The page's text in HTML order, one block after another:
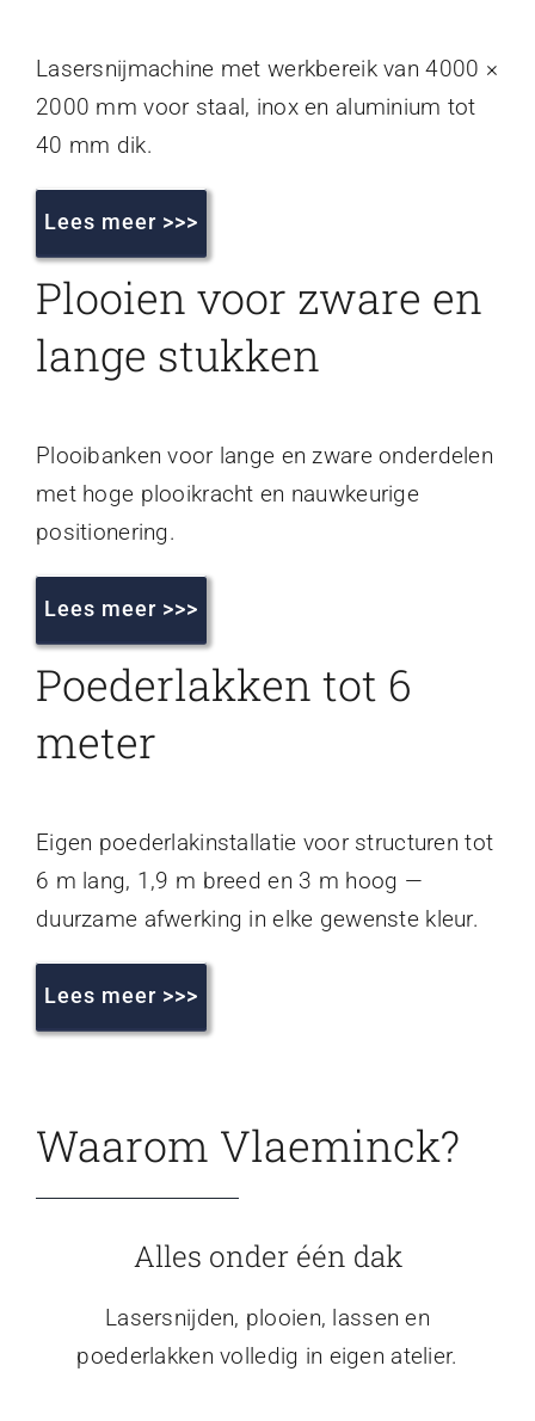
Lasersnijmachine met werkbereik van 4000 ×
2000 mm voor staal, inox en aluminium tot
40 mm dik.
Lees meer >>>
Plooien voor zware en
lange stukken
Plooibanken voor lange en zware onderdelen
met hoge plooikracht en nauwkeurige
positionering.
Lees meer >>>
Poederlakken tot 6
meter
Eigen poederlakinstallatie voor structuren tot
6 m lang, 1,9 m breed en 3 m hoog —
duurzame afwerking in elke gewenste kleur.
Lees meer >>>
Waarom Vlaeminck?
Alles onder één dak
Lasersnijden, plooien, lassen en
poederlakken volledig in eigen atelier.